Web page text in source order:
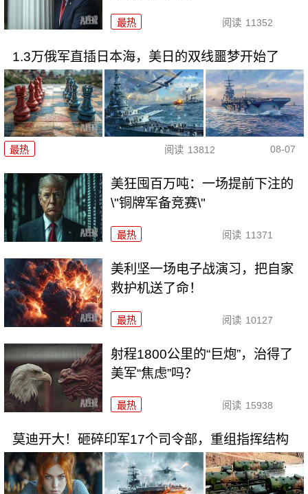
最热 阅读 11352
1.3万俄军直插日本海，美日的双线噩梦开始了
最热 阅读 13812 08-07
美狂囤百万吨：一场提前下注的
\"铜牌军备竞赛\"
最热 阅读 11371
美利坚一场电子战演习，把自家
救护机送了命！
最热 阅读 10127
射程1800公里的“巨炮”，治得了
美军“焦虑”吗？
最热 阅读 15938
莫迪开大！砸碎印军17个司令部，重组指挥结构